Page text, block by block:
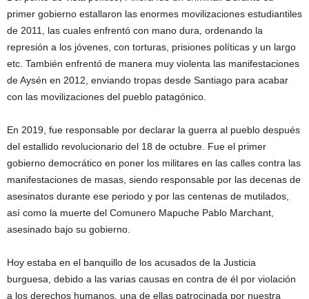
primer gobierno estallaron las enormes movilizaciones estudiantiles
de 2011, las cuales enfrentó con mano dura, ordenando la
represión a los jóvenes, con torturas, prisiones políticas y un largo
etc. También enfrentó de manera muy violenta las manifestaciones
de Aysén en 2012, enviando tropas desde Santiago para acabar
con las movilizaciones del pueblo patagónico.
En 2019, fue responsable por declarar la guerra al pueblo después
del estallido revolucionario del 18 de octubre. Fue el primer
gobierno democrático en poner los militares en las calles contra las
manifestaciones de masas, siendo responsable por las decenas de
asesinatos durante ese periodo y por las centenas de mutilados,
así como la muerte del Comunero Mapuche Pablo Marchant,
asesinado bajo su gobierno.
Hoy estaba en el banquillo de los acusados de la Justicia
burguesa, debido a las varias causas en contra de él por violación
a los derechos humanos, una de ellas patrocinada por nuestra